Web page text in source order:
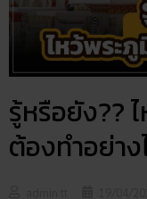
รู้หรือยัง??
ต้องทำอย่าง